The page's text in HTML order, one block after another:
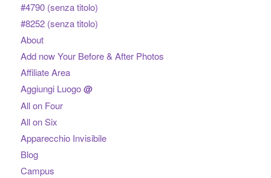
#4790 (senza titolo)
#8252 (senza titolo)
About
Add now Your Before & After Photos
Affiliate Area
Aggiungi Luogo@
All on Four
All on Six
Apparecchio Invisibile
Blog
Campus